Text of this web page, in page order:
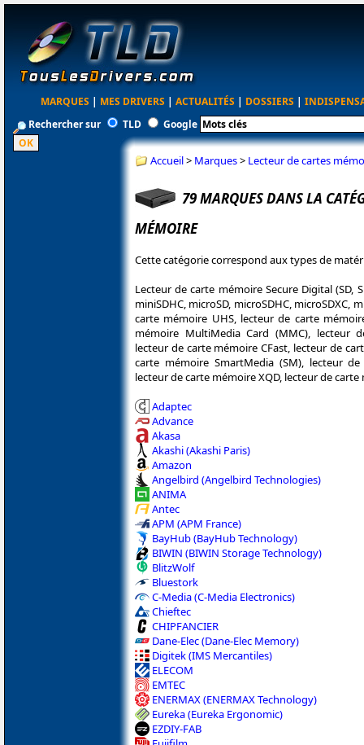
MARQUES | MES DRIVERS | ACTUALITÉS | DOSSIERS |
Rechercher sur
TLD Google
Accueil> Marques> Lecteur de cartes
79 MARQUES DANS LA
MÉMOIRE
Cette catégorie correspond aux types de
Lecteur de carte mémoire Secure Digital (SD,
miniSDHC, microSD, microSDHC, microSDXC,
carte mémoire UHS, lecteur de carte
mémoire MultiMedia Card (MMC), lecteur
lecteur de carte mémoire CFast, lecteur de
carte mémoire SmartMedia (SM), lecteur
lecteur de carte mémoire XQD, lecteur de carte
Adaptec
Advance
Akasa
Akashi (Akashi Paris)
Amazon
Angelbird (Angelbird Technologies)
ANIMA
Antec
APM (APM France)
BayHub (BayHub Technology)
BIWIN (BIWIN Storage Technology)
BlitzWolf
Bluestork
C-Media (C-Media Electronics)
Chieftec
CHIPFANCIER
Dane-Elec (Dane-Elec Memory)
Digitek (IMS Mercantiles)
ELECOM
EMTEC
ENERMAX (ENERMAX Technology)
Eureka (Eureka Ergonomic)
EZDIY-FAB